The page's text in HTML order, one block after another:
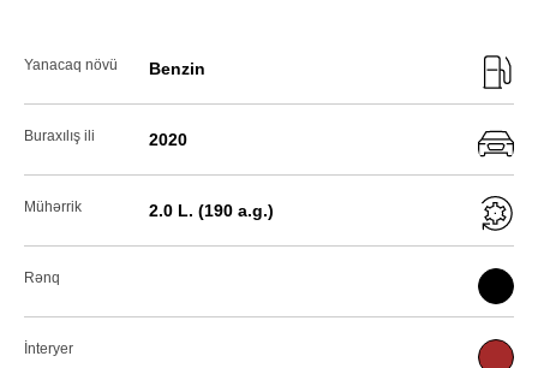
Yanacaq növü Benzin
Buraxılış ili 2020
Mühərrik 2.0 L. (190 a.g.)
Rənq
İnteryer